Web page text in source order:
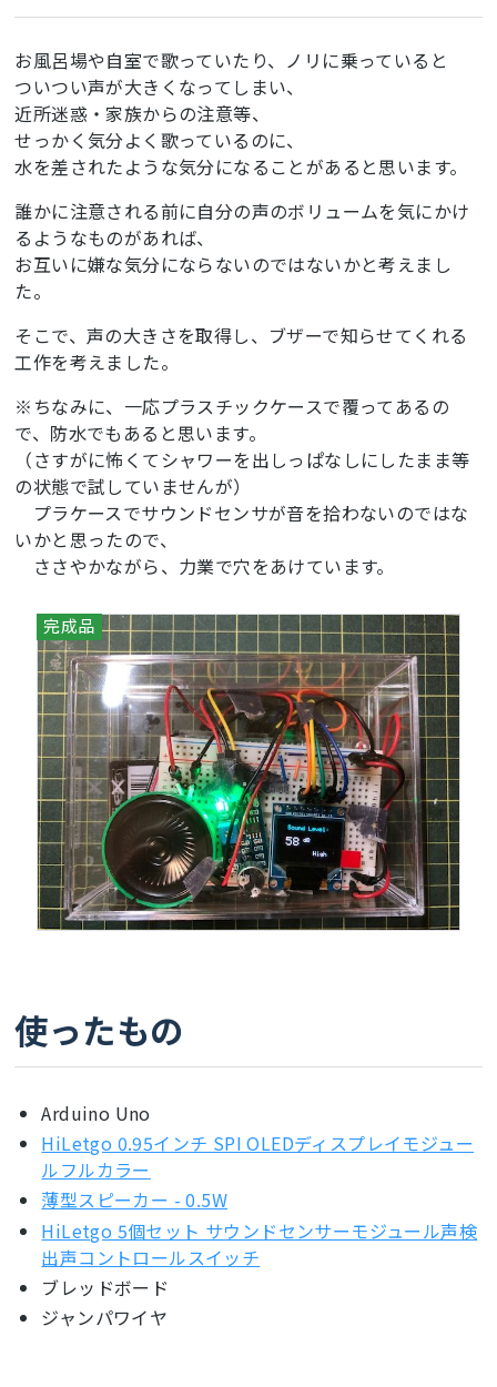
お風呂場や自室で歌っていたり、ノリに乗っていると
ついつい声が大きくなってしまい、
近所迷惑・家族からの注意等、
せっかく気分よく歌っているのに、
水を差されたような気分になることがあると思います。
誰かに注意される前に自分の声のボリュームを気にかけ
るようなものがあれば、
お互いに嫌な気分にならないのではないかと考えまし
た。
そこで、声の大きさを取得し、ブザーで知らせてくれる
工作を考えました。
※ちなみに、一応プラスチックケースで覆ってあるの
で、防水でもあると思います。
（さすがに怖くてシャワーを出しっぱなしにしたまま等
の状態で試していませんが）
プラケースでサウンドセンサが音を拾わないのではな
いかと思ったので、
ささやかながら、力業で穴をあけています。
使ったもの
Arduino Uno
HiLetgo 0.95インチ SPI OLEDディスプレイモジュー
ルフルカラー
薄型スピーカー - 0.5W
HiLetgo 5個セット サウンドセンサーモジュール声検
出声コントロールスイッチ
ブレッドボード
ジャンパワイヤ